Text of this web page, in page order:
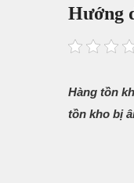
Hướng
Hàng tồn
tồn kho bị